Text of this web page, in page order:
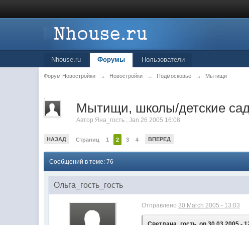
Nhouse.ru Форумы Пользователи
Форум Новостройки → Новостройки → Подмосковье → Мытищи
.
Мытищи, школы/детские
Автор Яна_гость ,Jan 26 2005 16:08
НАЗАД Страниц 1 2 3 4 ВПЕРЕД
Сообщений в теме: 76
Ольга_гость_гость
Отправлено30 March 2005 - 13:03